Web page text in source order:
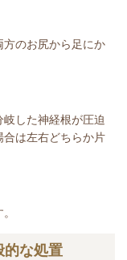
のお尻から足にか
した神経根が圧迫
合は左右どちらか片
的な処置